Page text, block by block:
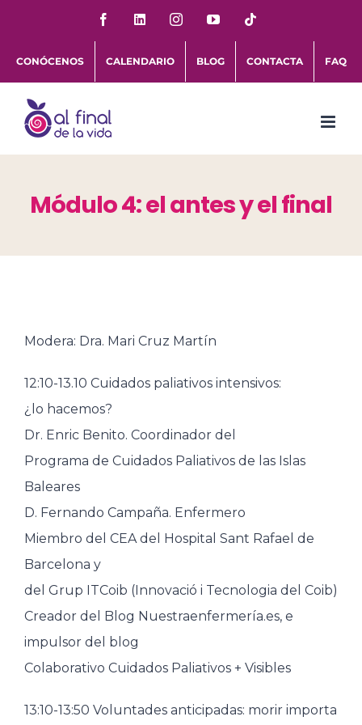
contenido
FacebookLinkedInInstagramYouTube
CONÓCENOS CALENDARIO BLOG CONTACTA FAQ
Módulo 4: el antes y el final
Modera: Dra. Mari Cruz Martín
12:10-13.10 Cuidados paliativos intensivos:
¿lo hacemos?
Dr. Enric Benito. Coordinador del
Programa de Cuidados Paliativos de las Islas
Baleares
D. Fernando Campaña. Enfermero
Miembro del CEA del Hospital Sant Rafael de
Barcelona y
del Grup ITCoib (Innovació i Tecnologia del Coib)
Creador del Blog Nuestraenfermería.es, e
impulsor del blog
Colaborativo Cuidados Paliativos + Visibles
13:10-13:50 Voluntades anticipadas: morir importa